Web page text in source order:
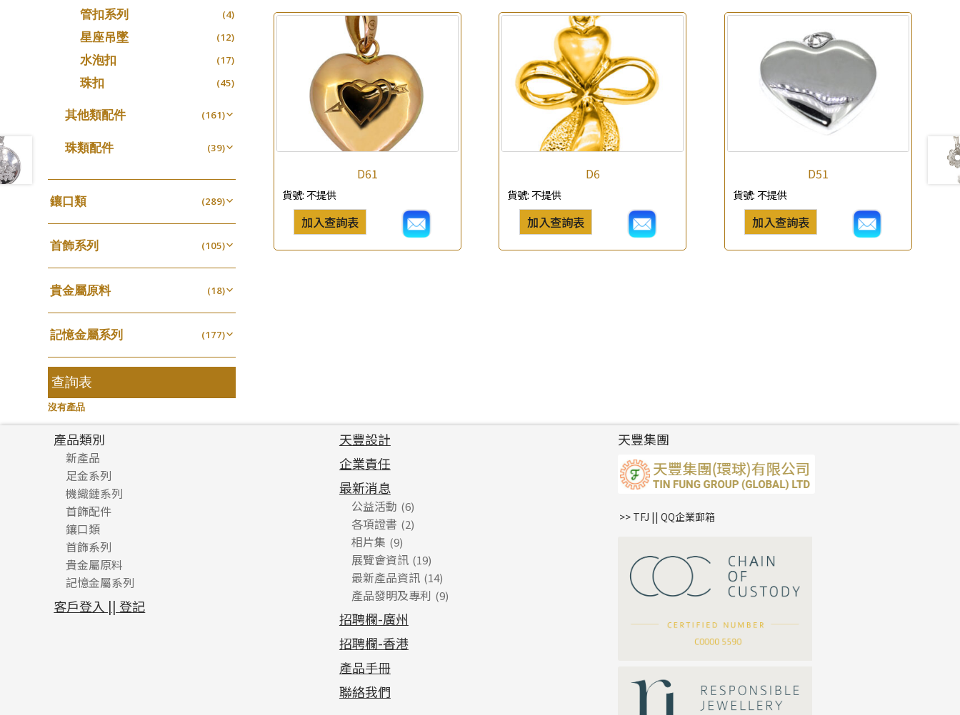
*聯絡電話
查詢以下產品
D61
貨號:不提供
加入查詢表
D6
貨號: 不提供
加入查詢表
D51
貨號:不提供
加入查詢表
嘴唇鏈系列 (3)
竹節鏈系列 (5)
S車花鏈系列 (1)
珍珠鏈系列 (3)
坦克鏈系列 (9)
刀片鏈系列
方假繩鏈系列 (1)
心心鏈系列 (6)
管扣系列 (4)
星座吊墜 (12)
水泡扣 (17)
珠扣 (45)
其他類配件 (161)
珠盤系列
焊片及鐳射綫 (2)
空心車花管 (19)
其他
珠類配件 (39)
空心光身珠
空心批花珠
鑲口類 (289)
四爪頭系列 (20)
六爪頭系列 (41)
車花片 (35)
動感車花片 (20)
鑲口戒指 (16)
鑲口手鏈系列 (146)
首飾系列 (105)
手镯系列 (8)
戒指系列 (8)
空心耳環 (27)
空心车花管首饰链 (15)
空心手鐲系列 (8)
牛仔鏈
貴金屬原料 (18)
千足金 (18)
記憶金屬系列 (177)
記憶戒指 (30)
拉簧珠珠手鏈
記憶鈦手鐲
查詢表
沒有產品
*你的名字
公司名稱
產品類別
新產品
足金系列
足金配件
機織鏈系列
珠仔鏈
镶口链
管狀網鏈
十字車花鏈系列
十字閃O鏈系列
十字錘打鏈系列
側身車花鏈系列
首飾配件
耳環類配件
卷迫系列
螺絲迫系列
梅花迫系列
平臺迫系列
綫拍系列
鏈類配件
動感車花吊墜
調節珠系列
生圈扣系列
龍蝦扣系列
其他類配件
珠盤系列
袖口鈕系列
焊片及鐳射綫
珠類配件
無孔光身珠
空心光身珠
鑲口類
四爪頭系列
六爪頭系列
車花片
動感車花片
鑲口戒指
首飾系列
手镯系列
戒指系列
空心耳環
空心车花管首饰链
貴金屬原料
千足金
記憶金屬系列
記憶戒指
拉簧珠珠手鏈
客戶登入 || 登記
天豐設計
企業責任
最新消息
公益活動 (6)
各項證書 (2)
相片集 (9)
展覽會資訊 (19)
最新產品資訊 (14)
產品發明及專利 (9)
招聘欄-廣州
招聘欄-香港
產品手冊
聯絡我們
天豐集團
>> TFJ || QQ企業郵箱